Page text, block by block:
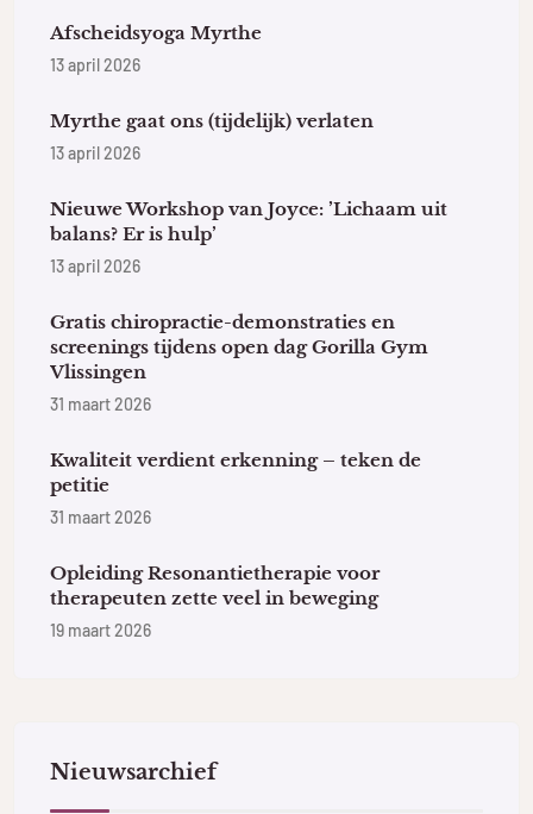
Afscheidsyoga Myrthe
13 april 2026
Myrthe gaat ons (tijdelijk) verlaten
13 april 2026
Nieuwe Workshop van Joyce: ’Lichaam uit
balans? Er is hulp’
13 april 2026
Gratis chiropractie-demonstraties en
screenings tijdens open dag Gorilla Gym
Vlissingen
31 maart 2026
Kwaliteit verdient erkenning – teken de
petitie
31 maart 2026
Opleiding Resonantietherapie voor
therapeuten zette veel in beweging
19 maart 2026
Nieuwsarchief